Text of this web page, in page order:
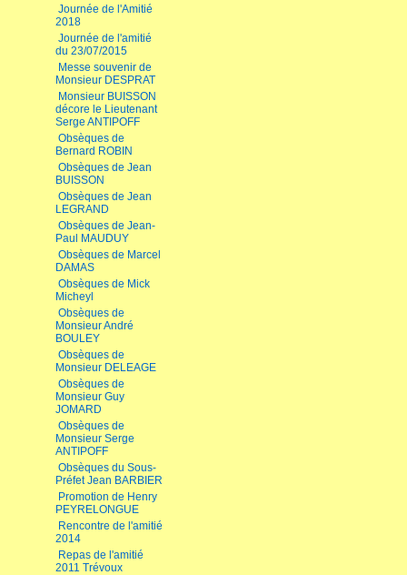
Journée de l'Amitié
2018
Journée de l'amitié
du 23/07/2015
Messe souvenir de
Monsieur DESPRAT
Monsieur BUISSON
décore le Lieutenant
Serge ANTIPOFF
Obsèques de
Bernard ROBIN
Obsèques de Jean
BUISSON
Obsèques de Jean
LEGRAND
Obsèques de Jean-
Paul MAUDUY
Obsèques de Marcel
DAMAS
Obsèques de Mick
Micheyl
Obsèques de
Monsieur André
BOULEY
Obsèques de
Monsieur DELEAGE
Obsèques de
Monsieur Guy
JOMARD
Obsèques de
Monsieur Serge
ANTIPOFF
Obsèques du Sous-
Préfet Jean BARBIER
Promotion de Henry
PEYRELONGUE
Rencontre de l'amitié
2014
Repas de l'amitié
2011 Trévoux